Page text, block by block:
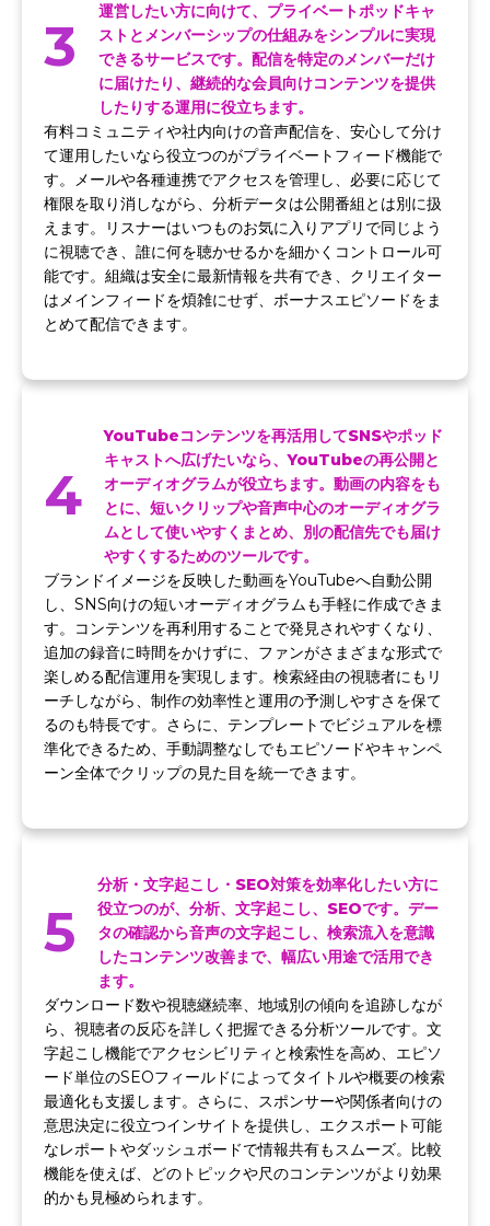
3
運営したい方に向けて、プライベートポッドキャ
ストとメンバーシップの仕組みをシンプルに実現
できるサービスです。配信を特定のメンバーだけ
に届けたり、継続的な会員向けコンテンツを提供
したりする運用に役立ちます。
有料コミュニティや社内向けの音声配信を、安心して分け
て運用したいなら役立つのがプライベートフィード機能で
す。メールや各種連携でアクセスを管理し、必要に応じて
権限を取り消しながら、分析データは公開番組とは別に扱
えます。リスナーはいつものお気に入りアプリで同じよう
に視聴でき、誰に何を聴かせるかを細かくコントロール可
能です。組織は安全に最新情報を共有でき、クリエイター
はメインフィードを煩雑にせず、ボーナスエピソードをま
とめて配信できます。
4
YouTubeコンテンツを再活用してSNSやポッド
キャストへ広げたいなら、YouTubeの再公開と
オーディオグラムが役立ちます。動画の内容をも
とに、短いクリップや音声中心のオーディオグラ
ムとして使いやすくまとめ、別の配信先でも届け
やすくするためのツールです。
ブランドイメージを反映した動画をYouTubeへ自動公開
し、SNS向けの短いオーディオグラムも手軽に作成できま
す。コンテンツを再利用することで発見されやすくなり、
追加の録音に時間をかけずに、ファンがさまざまな形式で
楽しめる配信運用を実現します。検索経由の視聴者にもリ
ーチしながら、制作の効率性と運用の予測しやすさを保て
るのも特長です。さらに、テンプレートでビジュアルを標
準化できるため、手動調整なしでもエピソードやキャンペ
ーン全体でクリップの見た目を統一できます。
5
分析・文字起こし・SEO対策を効率化したい方に
役立つのが、分析、文字起こし、SEOです。デー
タの確認から音声の文字起こし、検索流入を意識
したコンテンツ改善まで、幅広い用途で活用でき
ます。
ダウンロード数や視聴継続率、地域別の傾向を追跡しなが
ら、視聴者の反応を詳しく把握できる分析ツールです。文
字起こし機能でアクセシビリティと検索性を高め、エピソ
ード単位のSEOフィールドによってタイトルや概要の検索
最適化も支援します。さらに、スポンサーや関係者向けの
意思決定に役立つインサイトを提供し、エクスポート可能
なレポートやダッシュボードで情報共有もスムーズ。比較
機能を使えば、どのトピックや尺のコンテンツがより効果
的かも見極められます。